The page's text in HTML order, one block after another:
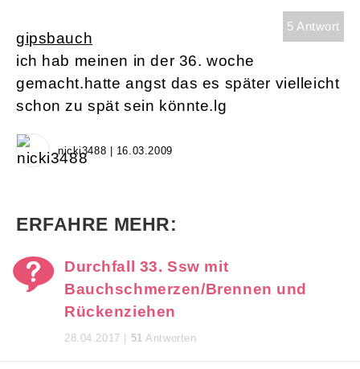
5 Antwort
gipsbauch
ich hab meinen in der 36. woche
gemacht.hatte angst das es später vielleicht
schon zu spät sein könnte.lg
nicki3488 | 16.03.2009
ERFAHRE MEHR:
Durchfall 33. Ssw mit
Bauchschmerzen/Brennen und
Rückenziehen
28.04.2017 | 51 Antworten